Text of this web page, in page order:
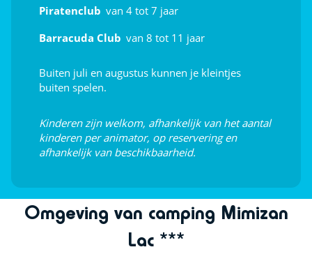
Piratenclub van 4 tot 7 jaar
Barracuda Club van 8 tot 11 jaar
Buiten juli en augustus kunnen je kleintjes
buiten spelen.
Kinderen zijn welkom, afhankelijk van het aantal
kinderen per animator, op reservering en
afhankelijk van beschikbaarheid.
Omgeving van camping Mimizan
Lac ***